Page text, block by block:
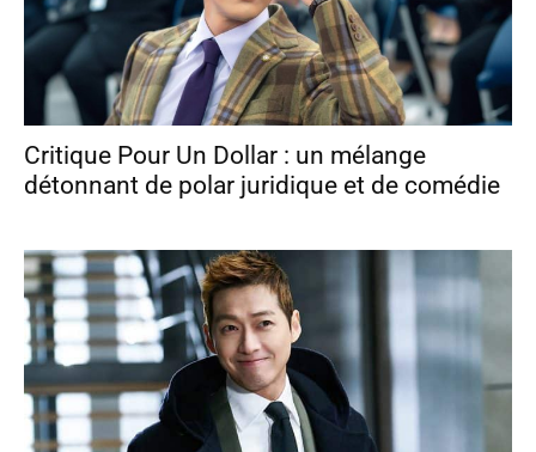
Critique Pour Un Dollar : un mélange
détonnant de polar juridique et de comédie